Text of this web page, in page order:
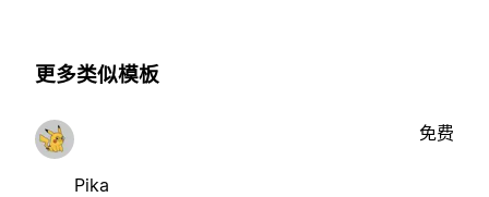
更多类似模板
Pika
免费